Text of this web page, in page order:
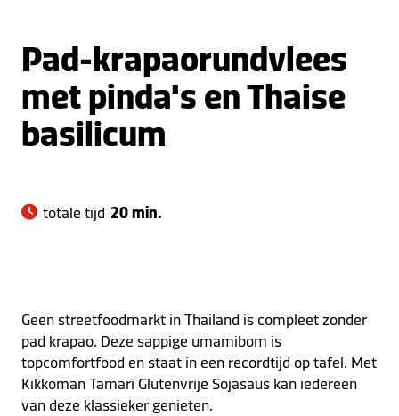
Pad-krapaorundvlees
met pinda's en Thaise
basilicum
totale tijd 20 min.
Geen streetfoodmarkt in Thailand is compleet zonder
pad krapao. Deze sappige umamibom is
topcomfortfood en staat in een recordtijd op tafel. Met
Kikkoman Tamari Glutenvrije Sojasaus kan iedereen
van deze klassieker genieten.